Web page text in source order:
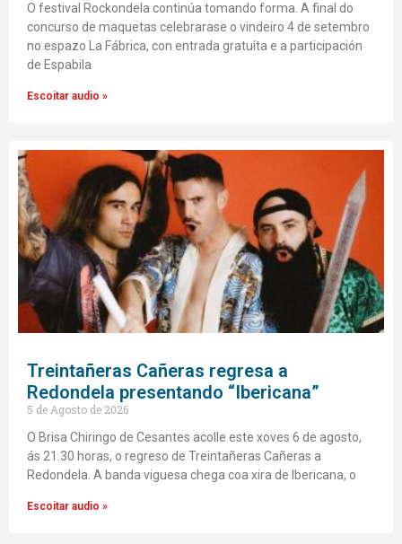
O festival Rockondela continúa tomando forma. A final do
concurso de maquetas celebrarase o vindeiro 4 de setembro
no espazo La Fábrica, con entrada gratuíta e a participación
de Espabila
Escoitar audio »
Treintañeras Cañeras regresa a
Redondela presentando “Ibericana”
5 de Agosto de 2026
O Brisa Chiringo de Cesantes acolle este xoves 6 de agosto,
ás 21.30 horas, o regreso de Treintañeras Cañeras a
Redondela. A banda viguesa chega coa xira de Ibericana, o
Escoitar audio »